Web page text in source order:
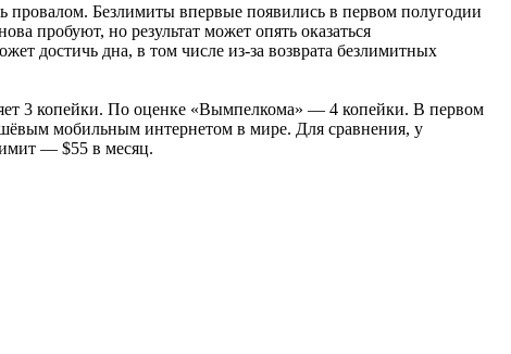
Безлимиты впервые появились в первом полугодии
пробуют, но результат может опять оказаться
достичь дна, в том числе из-за возврата безлимитных
3 копейки. По оценке «Вымпелкома» — 4 копейки. В первом
мобильным интернетом в мире. Для сравнения, у
— $55 в месяц.